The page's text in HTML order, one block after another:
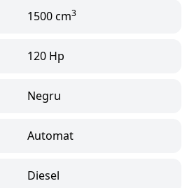
1500 cm3
120 Hp
Negru
Automat
Diesel